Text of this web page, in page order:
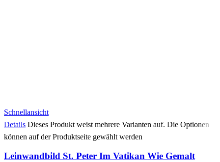
Schnellansicht
Details Dieses Produkt weist mehrere Varianten auf. Die Optionen
können auf der Produktseite gewählt werden
Leinwandbild St. Peter Im Vatikan Wie Gemalt